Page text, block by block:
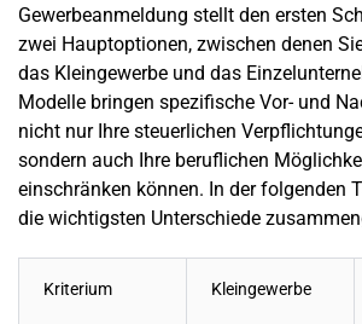
Gewerbeanmeldung stellt den ersten
zwei Hauptoptionen, zwischen denen
das Kleingewerbe und das
Modelle bringen spezifische Vor- und
nicht nur Ihre steuerlichen
sondern auch Ihre beruflichen
einschränken können. In der folgenden
die wichtigsten Unterschiede
Kriterium Kleingewerbe